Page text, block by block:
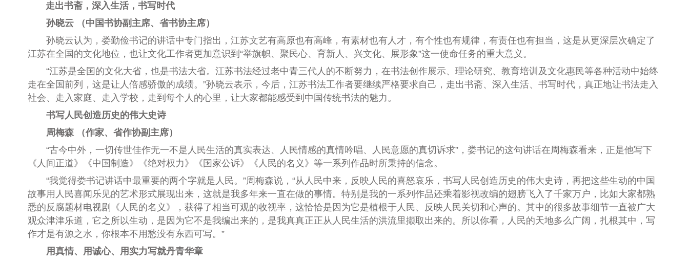
走出书斋，深入生活， 书写时代
孙晓云 （中国书协副主席、省书协主席）
孙晓云认为，娄勤俭书记的讲话中专门指出，江苏文艺有高原也有高峰，有素材也有人才，有个性也有规律，有责任也有担当，这是从更深层次确定了
江苏在全国的文化地位，也让文化工作者更加意识到“举旗帜、聚民心、育新人、兴文化、展形象”这一使命任务的重大意义。
“江苏是全国的文化大省，也是书法大省。江苏书法经过老中青三代人的不断努力，在书法创作展示、理论研究、教育培训及文化惠民等各种活动中始终
走在全国前列，这是让人倍感骄傲的成绩。”孙晓云表示，今后，江苏书法工作者要继续严格要求自己，走出书斋、深入生活、书写时代，真正地让书法走入
社会、走入家庭、走入学校，走到每个人的心里，让大家都能感受到中国传统书法的魅力。
书写人民创造历史的伟大史诗
周梅森 （作家、省作协副主席）
“古今中外，一切传世佳作无一不是人民生活的真实表达、人民情感的真情吟唱、人民意愿的真切诉求”，娄书记的这句讲话在周梅森看来，正是他写下
《人间正道》《中国制造》《绝对权力》《国家公诉》《人民的名义》等一系列作品时所秉持的信念。
“我觉得娄书记讲话中最重要的两个字就是人民。”周梅森说，“从人民中来，反映人民的喜怒哀乐，书写人民创造历史的伟大史诗，再把这些生动的中国
故事用人民喜闻乐见的艺术形式展现出来，这就是我多年来一直在做的事情。特别是我的一系列作品还乘着影视改编的翅膀飞入了千家万户，比如大家都熟
悉的反腐题材电视剧《人民的名义》，获得了相当可观的收视率，这恰恰是因为它是植根于人民、反映人民关切和心声的。其中的很多故事细节一直被广大
观众津津乐道，它之所以生动，是因为它不是我编出来的，是我真真正正从人民生活的洪流里撷取出来的。所以你看，人民的天地多么广阔，扎根其中，写
作才是有源之水，你根本不用愁没有东西可写。”
用真情、用诚心、 用实力写就丹青华章